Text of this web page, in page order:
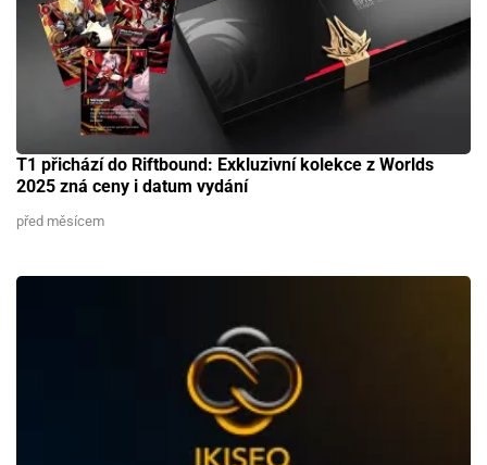
T1 přichází do Riftbound: Exkluzivní kolekce z Worlds
2025 zná ceny i datum vydání
před měsícem